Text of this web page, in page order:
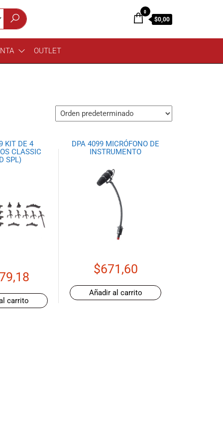
0
$0,00
OUTLET
KIT DE 4
CLASSIC
SPL)
carrito
DPA 4099 MICRÓFONO DE
INSTRUMENTO
$671,60
Añadir al carrito